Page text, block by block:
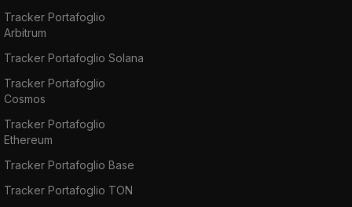
Tracker Portafoglio
Arbitrum
Tracker Portafoglio Solana
Tracker Portafoglio
Cosmos
Tracker Portafoglio
Ethereum
Tracker Portafoglio Base
Tracker Portafoglio TON